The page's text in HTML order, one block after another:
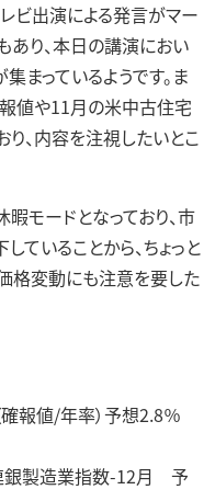
ビ出演による発言がマー
あり、本日の講演におい
まっているようです。ま
値や11月の米中古住宅
、内容を注視したいとこ
モードとなっており、市
ていることから、ちょっと
格変動にも注意を要した
確報値/年率）予想2.8％
連銀製造業指数-12月 予